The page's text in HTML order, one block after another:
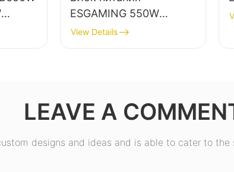
ESGAMING 550W
высокого качества,
КПД 85%, класс
View Details
LEAVE A
designs and ideas and is able to cater to the